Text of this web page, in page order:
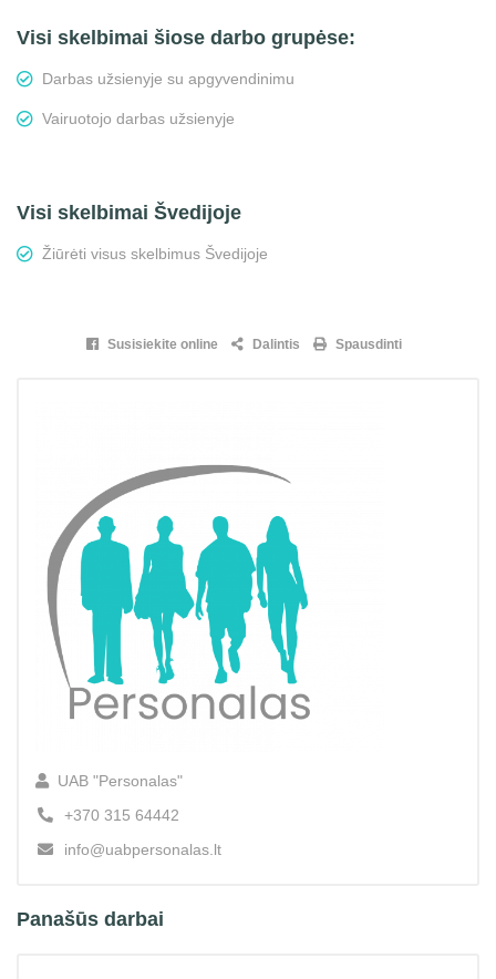
Visi skelbimai šiose darbo grupėse:
Darbas užsienyje su apgyvendinimu
Vairuotojo darbas užsienyje
Visi skelbimai Švedijoje
Žiūrėti visus skelbimus Švedijoje
Susisiekite online Dalintis Spausdinti
UAB "Personalas"
+370 315 64442
info@uabpersonalas.lt
Panašūs darbai